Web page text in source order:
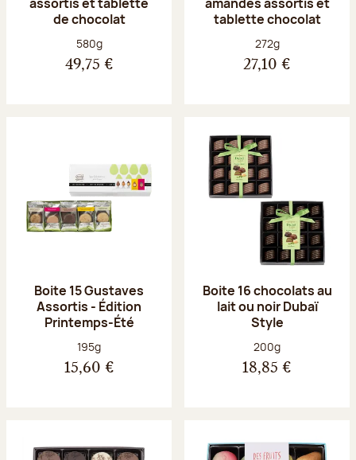
de chocolat
Poids net :
580g
49,75 €
tablette chocolat
Poids net :
272g
27,10 €
Boite 15 Gustaves
Assortis - Édition
Printemps-Été
Poids net :
195g
15,60 €
Boite 16 chocolats au
lait ou noir Dubaï
Style
Poids net :
200g
18,85 €